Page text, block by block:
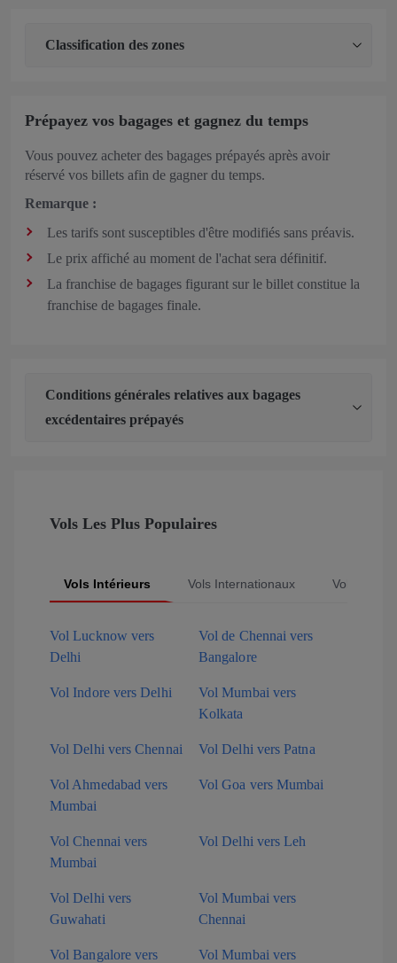
Classification des zones
Prépayez vos bagages et gagnez du temps
Vous pouvez acheter des bagages prépayés après avoir
réservé vos billets afin de gagner du temps.
Remarque :
Les tarifs sont susceptibles d'être modifiés sans préavis.
Le prix affiché au moment de l'achat sera définitif.
La franchise de bagages figurant sur le billet constitue la
franchise de bagages finale.
Conditions générales relatives aux bagages
excédentaires prépayés
Vols Les Plus Populaires
Vols Intérieurs Vols Internationaux Vols
Vol Lucknow vers
Delhi
Vol de Chennai vers
Bangalore
Vol Indore vers Delhi
Vol Mumbai vers
Kolkata
Vol Delhi vers Chennai Vol Delhi vers Patna
Vol Ahmedabad vers
Mumbai
Vol Goa vers Mumbai
Vol Chennai vers
Mumbai
Vol Delhi vers Leh
Vol Delhi vers
Guwahati
Vol Mumbai vers
Chennai
Vol Bangalore vers
Vol Mumbai vers